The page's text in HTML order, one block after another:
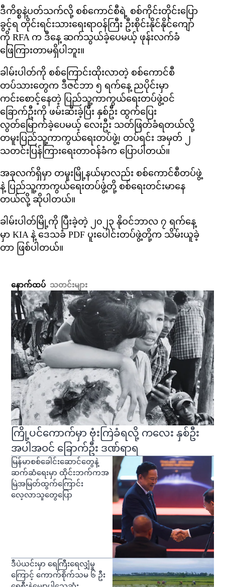
ဒီကိစ္စနဲ့ပတ်သက်လို့ စစ်ကောင်စီရဲ့ စစ်ကိုင်းတိုင်းပြော
ခွင့်ရ တိုင်းရင်းသားရေးရာဝန်ကြီး ဦးစိုင်းနိုင်နိုင်ကျော်
ကို RFA က ဒီနေ့ ဆက်သွယ်ခဲ့ပေမယ့် ဖုန်းလက်ခံ
ဖြေကြားတာမရှိပါဘူး။
ခါမ်းပါတ်ကို စစ်ကြောင်းထိုးလာတဲ့ စစ်ကောင်စီ
တပ်သားတွေက ဒီဇင်ဘာ ၅ ရက်နေ့ ညပိုင်းမှာ
ကင်းစောင့်နေတဲ့ ပြည်သူ့ကာကွယ်ရေးတပ်ဖွဲ့၀င်
ခြောက်ဦးကို ဖမ်းဆီးခဲ့ပြီး နှစ်ဦး ထွက်ပြေး
လွတ်မြောက်ခဲ့ပေမယ့် လေးဦး သတ်ဖြတ်ခံရတယ်လို့
တမူးပြည်သူ့ကာကွယ်ရေးတပ်ဖွဲ့၊ တပ်ရင်း အမှတ် ၂
သတင်းပြန်ကြားရေးတာဝန်ခံက ပြောပါတယ်။
အခုလက်ရှိမှာ တမူးမြို့နယ်မှာလည်း စစ်ကောင်စီတပ်ဖွဲ့
နဲ့ ပြည်သူ့ကာကွယ်ရေးတပ်ဖွဲ့တို့ စစ်ရေးတင်းမာနေ
တယ်လို့ ဆိုပါတယ်။
ခါမ်းပါတ်မြို့ကို ပြီးခဲ့တဲ့ ၂၀၂၃ နိုဝင်ဘာလ ၇ ရက်နေ့
မှာ KIA နဲ့ ဒေသခံ PDF ပူးပေါင်းတပ်ဖွဲ့တို့က သိမ်းယူခဲ့
တာ ဖြစ်ပါတယ်။
နောက်ထပ် သတင်းများ
ကြို့ပင်ကောက်မှာ ဗုံးကြဲခံရလို့ ကလေး နှစ်ဦး
အပါအဝင် ခြောက်ဦး ဒဏ်ရာရ
မြန်မာစစ်ခေါင်းဆောင်တွေနဲ့
ဆက်ဆံရေးမှာ ထိုင်းဘက်ကအ
မြဲအမြတ်ထွက်ကြောင်း
လေ့လာသူတွေပြော
ဒီပဲယင်းမှာ ရေကြီးရေလျှံမှု
ကြောင့် ကောက်စိုက်သမ ၆ ဦး